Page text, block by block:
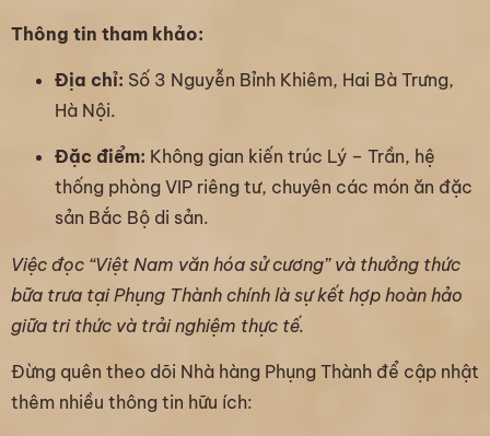
Thông tin tham khảo:
Địa chỉ: Số 3 Nguyễn Bỉnh Khiêm, Hai Bà Trưng,
Hà Nội.
Đặc điểm: Không gian kiến trúc Lý – Trần, hệ
thống phòng VIP riêng tư, chuyên các món ăn đặc
sản Bắc Bộ di sản.
Việc đọc “Việt Nam văn hóa sử cương” và thưởng thức
bữa trưa tại Phụng Thành chính là sự kết hợp hoàn hảo
giữa tri thức và trải nghiệm thực tế.
Đừng quên theo dõi Nhà hàng Phụng Thành để cập nhật
thêm nhiều thông tin hữu ích: